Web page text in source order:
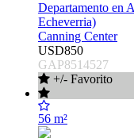
Departamento en
Echeverria)
Canning Center
USD850
GAP8514527
+/- Favorito
56 m²